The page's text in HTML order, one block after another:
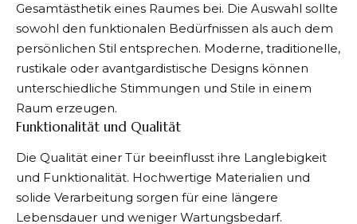
Gesamtästhetik eines Raumes bei. Die Auswahl sollte
sowohl den funktionalen Bedürfnissen als auch dem
persönlichen Stil entsprechen. Moderne, traditionelle,
rustikale oder avantgardistische Designs können
unterschiedliche Stimmungen und Stile in einem
Raum erzeugen.
Funktionalität und Qualität
Die Qualität einer Tür beeinflusst ihre Langlebigkeit
und Funktionalität. Hochwertige Materialien und
solide Verarbeitung sorgen für eine längere
Lebensdauer und weniger Wartungsbedarf.